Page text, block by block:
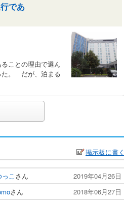
であ
ことの理由で選ん
た。 だが、泊まる
掲示板に書く
っこさん
2019年04月26日
さん
2018年06月27日